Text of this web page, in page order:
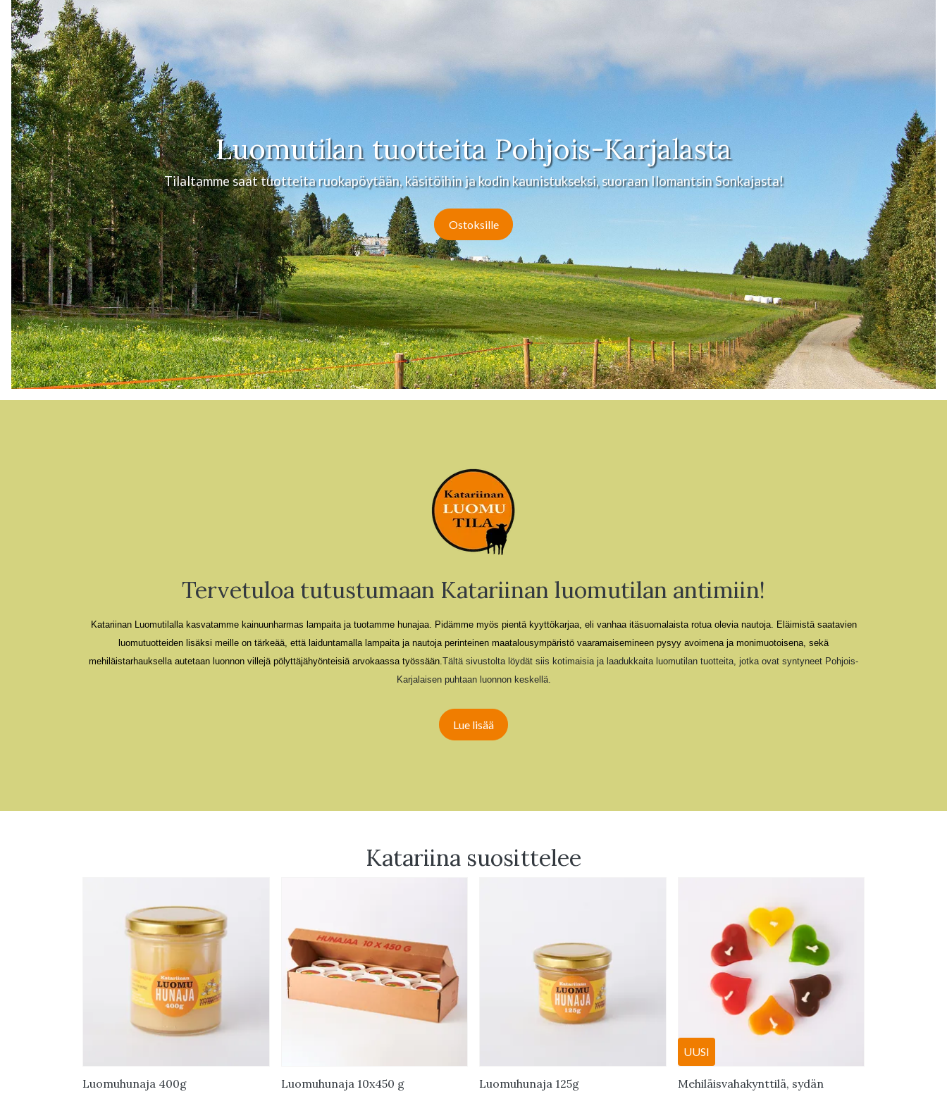
Luomutilan tuotteita Pohjois-Karjalasta
Tilaltamme saat tuotteita ruokapöytään, käsitöihin ja kodin kaunistukseksi, suoraan Ilomantsin Sonkajasta!
Ostoksille
Tervetuloa tutustumaan Katariinan luomutilan antimiin!
Katariinan Luomutilalla kasvatamme kainuunharmas lampaita ja tuotamme hunajaa. Pidämme myös pientä kyyttökarjaa, eli vanhaa itäsuomalaista rotua olevia nautoja. Eläimistä saatavien
luomutuotteiden lisäksi meille on tärkeää, että laiduntamalla lampaita ja nautoja perinteinen maatalousympäristö vaaramaisemineen pysyy avoimena ja monimuotoisena, sekä
mehiläistarhauksella autetaan luonnon vill ejä pölyttäjähyönteisiäarvokaassa työssään.Tältä sivustolta löydät siis kotimaisia ja laadukkaita luomutilan tuotteita, jotka ovat syntyneet Pohjois-
Karjalaisen puhtaan luonnon keskellä.
Lue lisää
Katariina suosittelee
Luomuhunaja 400g Luomuhunaja 10x450 g Luomuhunaja 125g
UUSI
Mehiläisvahakynttilä, sydän